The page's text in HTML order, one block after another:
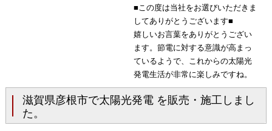
■この度は当社をお選びいただきま
してありがとうございます■
嬉しいお言葉をありがとうござい
ます。節電に対する意識が高まっ
ているようで、これからの太陽光
発電生活が非常に楽しみですね。
滋賀県彦根市で太陽光発電 を販売・施工しまし
た。